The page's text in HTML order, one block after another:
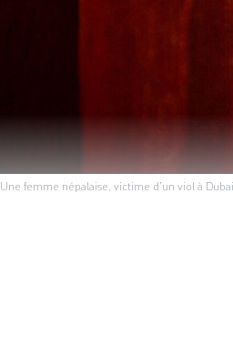
Une femme népalaise, victime d’un viol à